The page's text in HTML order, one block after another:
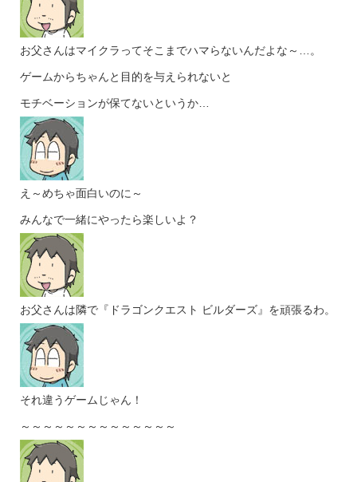
お父さんはマイクラってそこまでハマらないんだよな～…。
ゲームからちゃんと目的を与えられないと
モチベーションが保てないというか…
え～めちゃ面白いのに～
みんなで一緒にやったら楽しいよ？
お父さんは隣で『ドラゴンクエスト ビルダーズ』を頑張るわ。
それ違うゲームじゃん！
～～～～～～～～～～～～～～